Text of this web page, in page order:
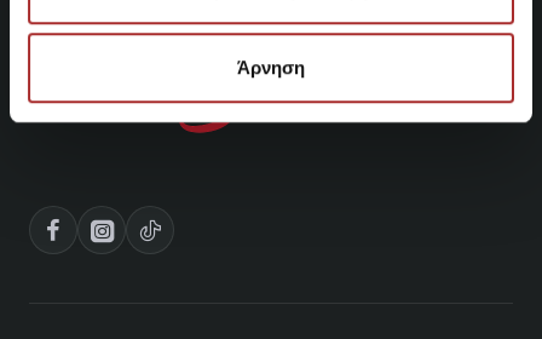
Άρνηση